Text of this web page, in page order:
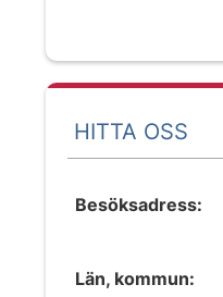
HITTA OSS
Besöksadress:
Län, kommun: